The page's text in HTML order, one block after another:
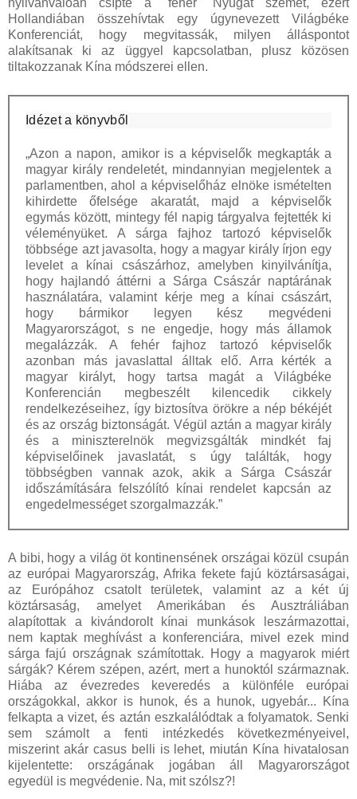
Hollandiában összehívtak egy úgynevezett Világbéke
Konferenciát, hogy megvitassák, milyen álláspontot
alakítsanak ki az üggyel kapcsolatban, plusz közösen
tiltakozzanak Kína módszerei ellen.
Idézet a könyvből
„Azon a napon, amikor is a képviselők megkapták a
magyar király rendeletét, mindannyian megjelentek a
parlamentben, ahol a képviselőház elnöke ismételten
kihirdette őfelsége akaratát, majd a képviselők
egymás között, mintegy fél napig tárgyalva fejtették ki
véleményüket. A sárga fajhoz tartozó képviselők
többsége azt javasolta, hogy a magyar király írjon egy
levelet a kínai császárhoz, amelyben kinyilvánítja,
hogy hajlandó áttérni a Sárga Császár naptárának
használatára, valamint kérje meg a kínai császárt,
hogy bármikor legyen kész megvédeni
Magyarországot, s ne engedje, hogy más államok
megalázzák. A fehér fajhoz tartozó képviselők
azonban más javaslattal álltak elő. Arra kérték a
magyar királyt, hogy tartsa magát a Világbéke
Konferencián megbeszélt kilencedik cikkely
rendelkezéseihez, így biztosítva örökre a nép békéjét
és az ország biztonságát. Végül aztán a magyar király
és a miniszterelnök megvizsgálták mindkét faj
képviselőinek javaslatát, s úgy találták, hogy
többségben vannak azok, akik a Sárga Császár
időszámítására felszólító kínai rendelet kapcsán az
engedelmességet szorgalmazzák.”
A bibi, hogy a világ öt kontinensének országai közül csupán
az európai Magyarország, Afrika fekete fajú köztársaságai,
az Európához csatolt területek, valamint az a két új
köztársaság, amelyet Amerikában és Ausztráliában
alapítottak a kivándorolt kínai munkások leszármazottai,
nem kaptak meghívást a konferenciára, mivel ezek mind
sárga fajú országnak számítottak. Hogy a magyarok miért
sárgák? Kérem szépen, azért, mert a hunoktól származnak.
Hiába az évezredes keveredés a különféle európai
országokkal, akkor is hunok, és a hunok, ugyebár... Kína
felkapta a vizet, és aztán eszkalálódtak a folyamatok. Senki
sem számolt a fenti intézkedés következményeivel,
miszerint akár casus belli is lehet, miután Kína hivatalosan
kijelentette: országának jogában áll Magyarországot
egyedül is megvédenie. Na, mit szólsz?!